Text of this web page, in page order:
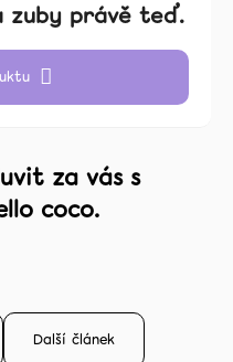
zuby právě teď.
za vás s
coco.
Další článek